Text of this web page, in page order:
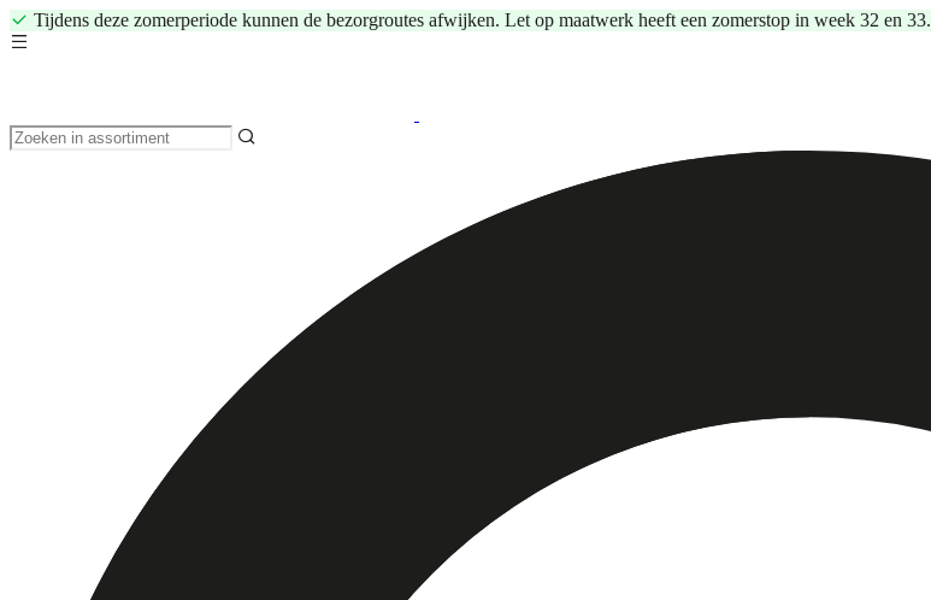
Tijdens deze zomerperiode kunnen de bezorgroutes afwijken. Let op maatwerk heeft een zomerstop in week 32 en 33.